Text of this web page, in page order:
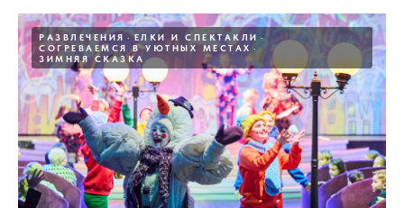
РАЗВЛЕЧЕНИЯ
ЕЛКИ И СПЕКТАКЛИ
СОГРЕВАЕМСЯ В УЮТНЫХ МЕСТАХ
ЗИМНЯЯ СКАЗКА